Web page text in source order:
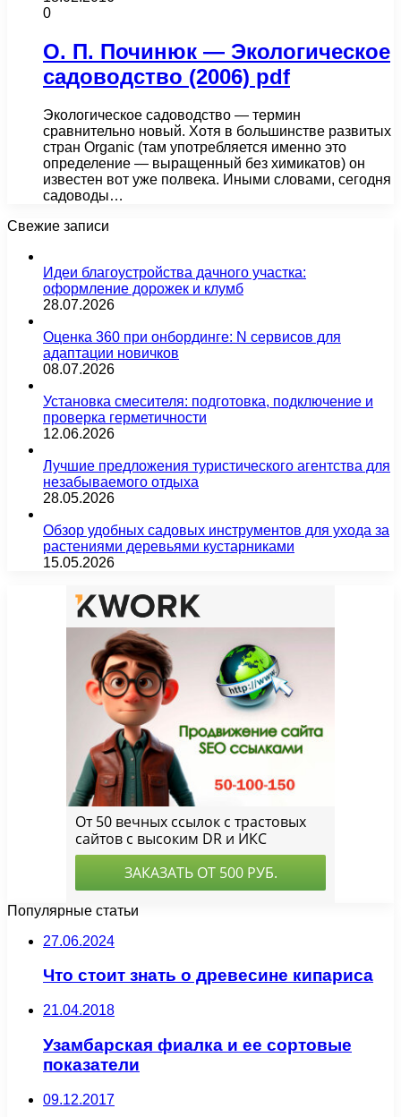
0
О. П. Починюк — Экологическое
садоводство (2006) pdf
Экологическое садоводство — термин
сравнительно новый. Хотя в большинстве развитых
стран Organic (там употребляется именно это
определение — выращенный без химикатов) он
известен вот уже полвека. Иными словами, сегодня
садоводы…
Свежие записи
Идеи благоустройства дачного участка:
оформление дорожек и клумб
28.07.2026
Оценка 360 при онбординге: N сервисов для
адаптации новичков
08.07.2026
Установка смесителя: подготовка, подключение и
проверка герметичности
12.06.2026
Лучшие предложения туристического агентства для
незабываемого отдыха
28.05.2026
Обзор удобных садовых инструментов для ухода за
растениями деревьями кустарниками
15.05.2026
Популярные статьи
27.06.2024
Что стоит знать о древесине кипариса
21.04.2018
Узамбарская фиалка и ее сортовые
показатели
09.12.2017